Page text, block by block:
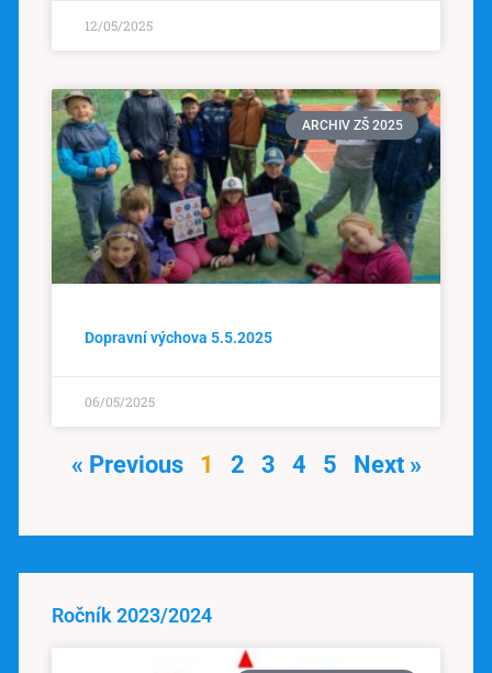
12/05/2025
ARCHIV ZŠ 2025
Dopravní výchova 5.5.2025
06/05/2025
« Previous 1 2 3 4 5 Next »
Ročník 2023/2024